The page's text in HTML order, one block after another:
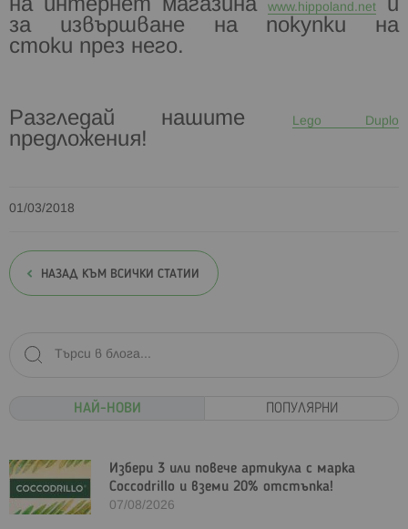
на интернет магазина www.hippoland.net
и
за извършване на покупки на
стоки през него.
Разгледай нашите Lego Duplo
предложения!
01/03/2018
НАЗАД КЪМ ВСИЧКИ СТАТИИ
НАЙ-НОВИ
Избери 3 или повече артикула с марка
Coccodrillo и вземи 20% отстъпка!
07/08/2026
ПОПУЛЯРНИ